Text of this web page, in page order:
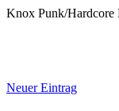
Knox Punk/Hardcore
Neuer Eintrag